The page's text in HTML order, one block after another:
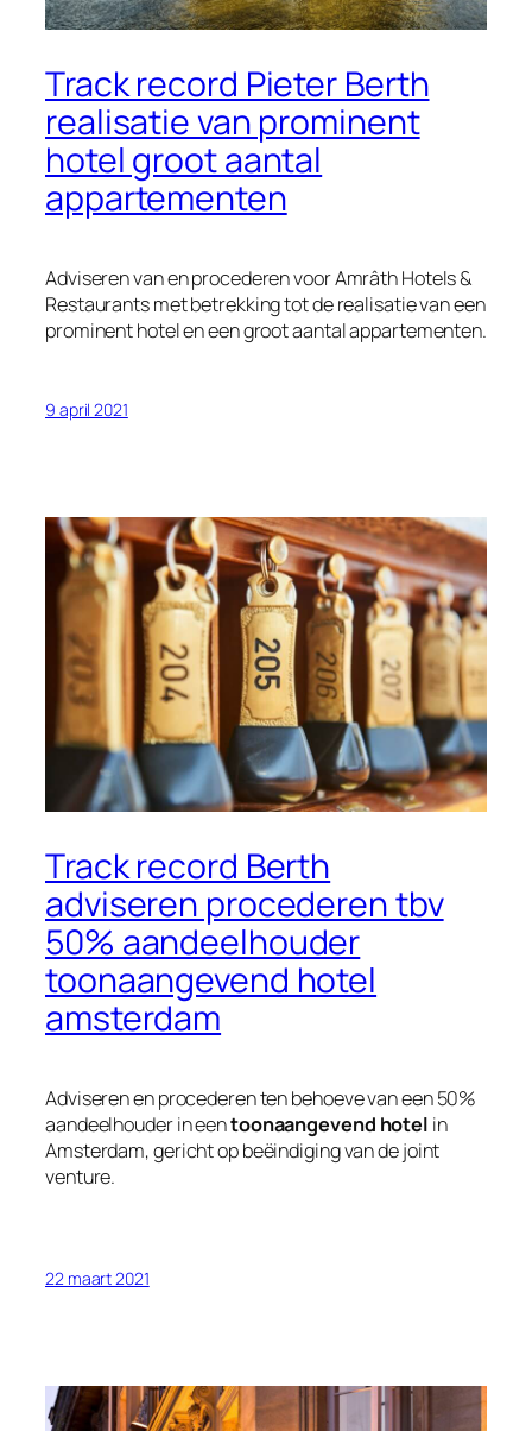
Track record Pieter Berth
realisatie van prominent
hotel groot aantal
appartementen
Adviseren van en procederen voor Amrâth Hotels &
Restaurants met betrekking tot de realisatie van een
prominent hotel en een groot aantal appartementen.
9 april 2021
Track record Berth
adviseren procederen tbv
50% aandeelhouder
toonaangevend hotel
amsterdam
Adviseren en procederen ten behoeve van een 50%
aandeelhouder in eentoonaangevend hotel in
Amsterdam, gericht op beëindiging van de joint
venture.
22 maart 2021